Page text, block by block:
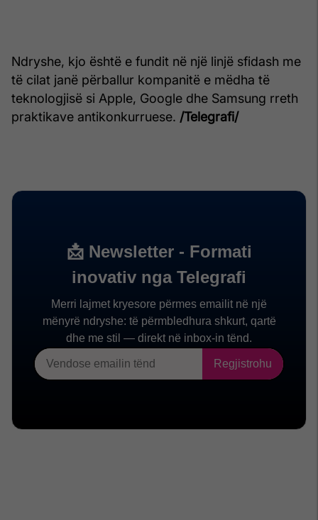
Ndryshe, kjo është e fundit në një linjë sfidash me
të cilat janë përballur kompanitë e mëdha të
teknologjisë si Apple, Google dhe Samsung rreth
praktikave antikonkurruese. /Telegrafi/